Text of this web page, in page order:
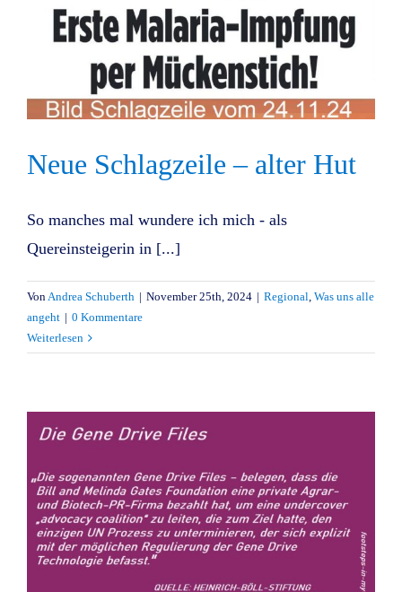
Neue Schlagzeile – alter Hut
So manches mal wundere ich mich - als
Quereinsteigerin in [...]
Von Andrea Schuberth | November 25th, 2024 | Regional Was uns alle
angeht | 0 Kommentare
Weiterlesen